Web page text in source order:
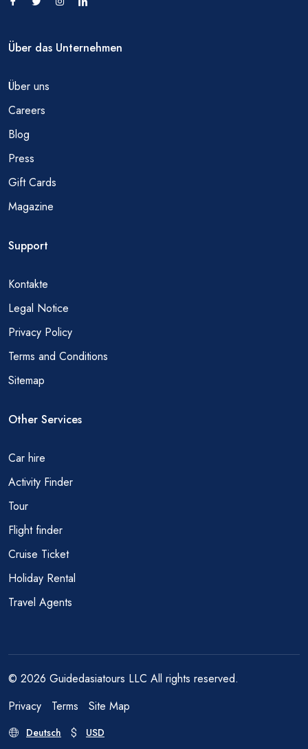
Über das Unternehmen
Über uns
Careers
Blog
Press
Gift Cards
Magazine
Support
Kontakte
Legal Notice
Privacy Policy
Terms and Conditions
Sitemap
Other Services
Car hire
Activity Finder
Tour
Flight finder
Cruise Ticket
Holiday Rental
Travel Agents
© 2026 Guidedasiatours LLC All rights reserved.
Privacy
Terms Site Map
Deutsch USD